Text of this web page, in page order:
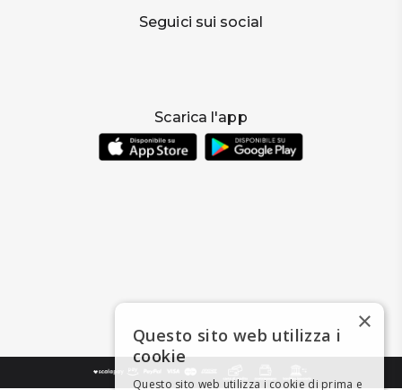
Seguici sui social
Scarica l'app
×
Questo sito web utilizza i
cookie
Questo sito web utilizza i cookie di prima e